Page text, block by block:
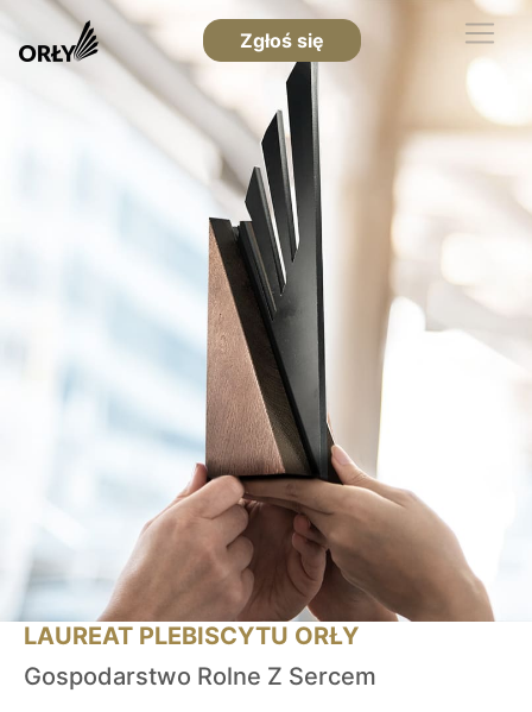
Zgłoś się
LAUREAT PLEBISCYTU ORŁY
Gospodarstwo Rolne Z Sercem